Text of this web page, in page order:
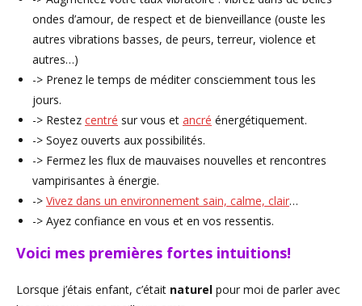
ondes d’amour, de respect et de bienveillance (ouste les
autres vibrations basses, de peurs, terreur, violence et
autres…)
-> Prenez le temps de méditer consciemment tous les
jours.
-> Restez centré sur vous et ancré énergétiquement.
-> Soyez ouverts aux possibilités.
-> Fermez les flux de mauvaises nouvelles et rencontres
vampirisantes à énergie.
-> Vivez dans un environnement sain, calme, clair…
-> Ayez confiance en vous et en vos ressentis.
Voici mes premières fortes intuitions!
Lorsque j’étais enfant, c’était naturel pour moi de parler avec